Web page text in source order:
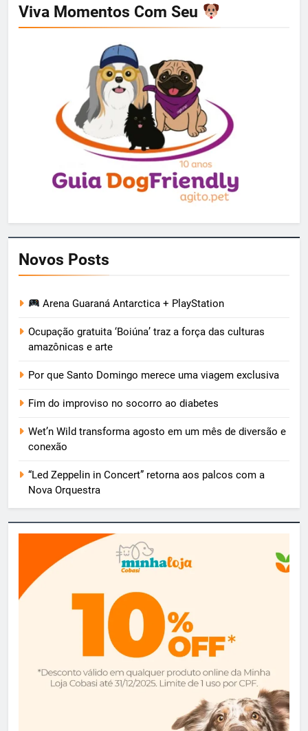
Viva Momentos Com Seu
Novos Posts
Arena Guaraná Antarctica + PlayStation
Ocupação gratuita ‘Boiúna’ traz a força das culturas
amazônicas e arte
Por que Santo Domingo merece uma viagem exclusiva
Fim do improviso no socorro ao diabetes
Wet’n Wild transforma agosto em um mês de diversão e
conexão
“Led Zeppelin in Concert” retorna aos palcos com a
Nova Orquestra